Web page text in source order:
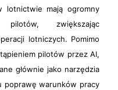
lotnictwie mają ogromny
zwiększając
lotniczych. Pomimo
pilotów przez AI,
głównie jako narzędzia
poprawę warunków pracy